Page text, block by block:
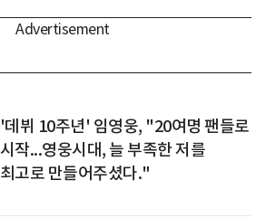
'데뷔 10주년' 임영웅, "20여명 팬들로
시작...영웅시대, 늘 부족한 저를
최고로 만들어주셨다."